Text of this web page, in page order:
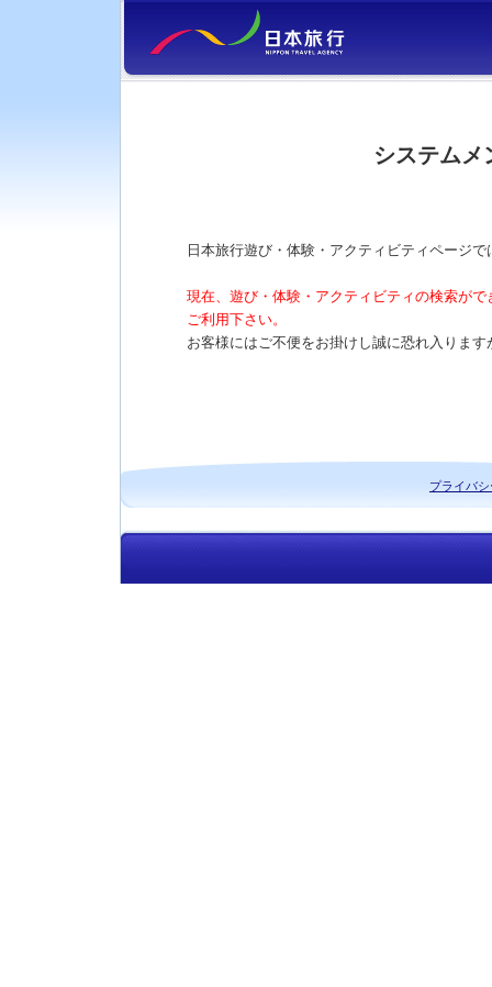
システムメ
日本旅行遊び・体験・アクティビティページ
現在、遊び・体験・アクティビティの検索が
ご利用下さい。
お客様にはご不便をお掛けし誠に恐れ入りま
プライバ